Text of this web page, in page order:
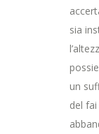
sia
un
del